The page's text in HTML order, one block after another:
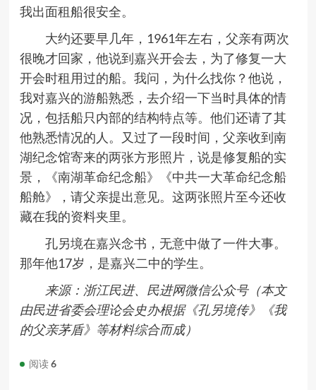
我出面租船很安全。
大约还要早几年，1961年左右，父亲有两次
很晚才回家，他说到嘉兴开会去，为了修复一大
开会时租用过的船。我问，为什么找你？他说，
我对嘉兴的游船熟悉，去介绍一下当时具体的情
况，包括船只内部的结构特点等。他们还请了其
他熟悉情况的人。又过了一段时间，父亲收到南
湖纪念馆寄来的两张方形照片，说是修复船的实
景，《南湖革命纪念船》《中共一大革命纪念船
船舱》，请父亲提出意见。这两张照片至今还收
藏在我的资料夹里。
孔另境在嘉兴念书，无意中做了一件大事。
那年他17岁，是嘉兴二中的学生。
来源：浙江民进、民进网微信公众号（本文
由民进省委会理论会史办根据《孔另境传》《我
的父亲茅盾》等材料综合而成）
阅读6